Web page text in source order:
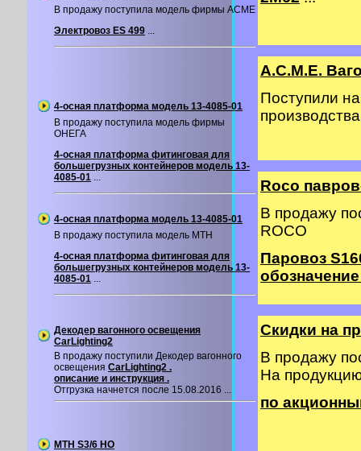
В продажу поступила модель фирмы ACME
Электровоз ES 499 ...
4-осная платформа модель 13-4085-01
В продажу поступила модель фирмы
ОНЕГА
4-осная платформа фитинговая для
большегрузных контейнеров модель 13-
4085-01 ...
4-осная платформа модель 13-4085-01
В продажу поступила модель MTH
4-осная платформа фитинговая для
большегрузных контейнеров модель 13-
4085-01 ...
Декодер вагонного освещения
CarLighting2
В продажу поступили Декодер вагонного
освещения CarLighting2 .
описание и инструкция .
Отгрузка начнется после 15.08.2016 ...
MTH S3/6 HO
A.C.M.E.
Поступили
Roco
В продажу
ROCO
Паровоз
Скидки на
В продажу
На
по